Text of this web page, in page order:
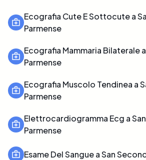
Ecografia Cute E Sottocute a
Parmense
Ecografia Mammaria Bilaterale
Parmense
Ecografia Muscolo Tendinea a
Parmense
Elettrocardiogramma Ecg a
Parmense
Esame Del Sangue a San